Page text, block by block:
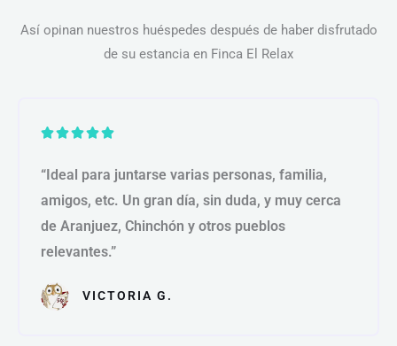
Así opinan nuestros huéspedes después de haber disfrutado
de su estancia en Finca El Relax
V
l
o
r
a
o
“Ideal para juntarse varias personas, familia,
amigos, etc. Un gran día, sin duda, y muy cerca
de Aranjuez, Chinchón y otros pueblos
relevantes.”
VICTORIA G.